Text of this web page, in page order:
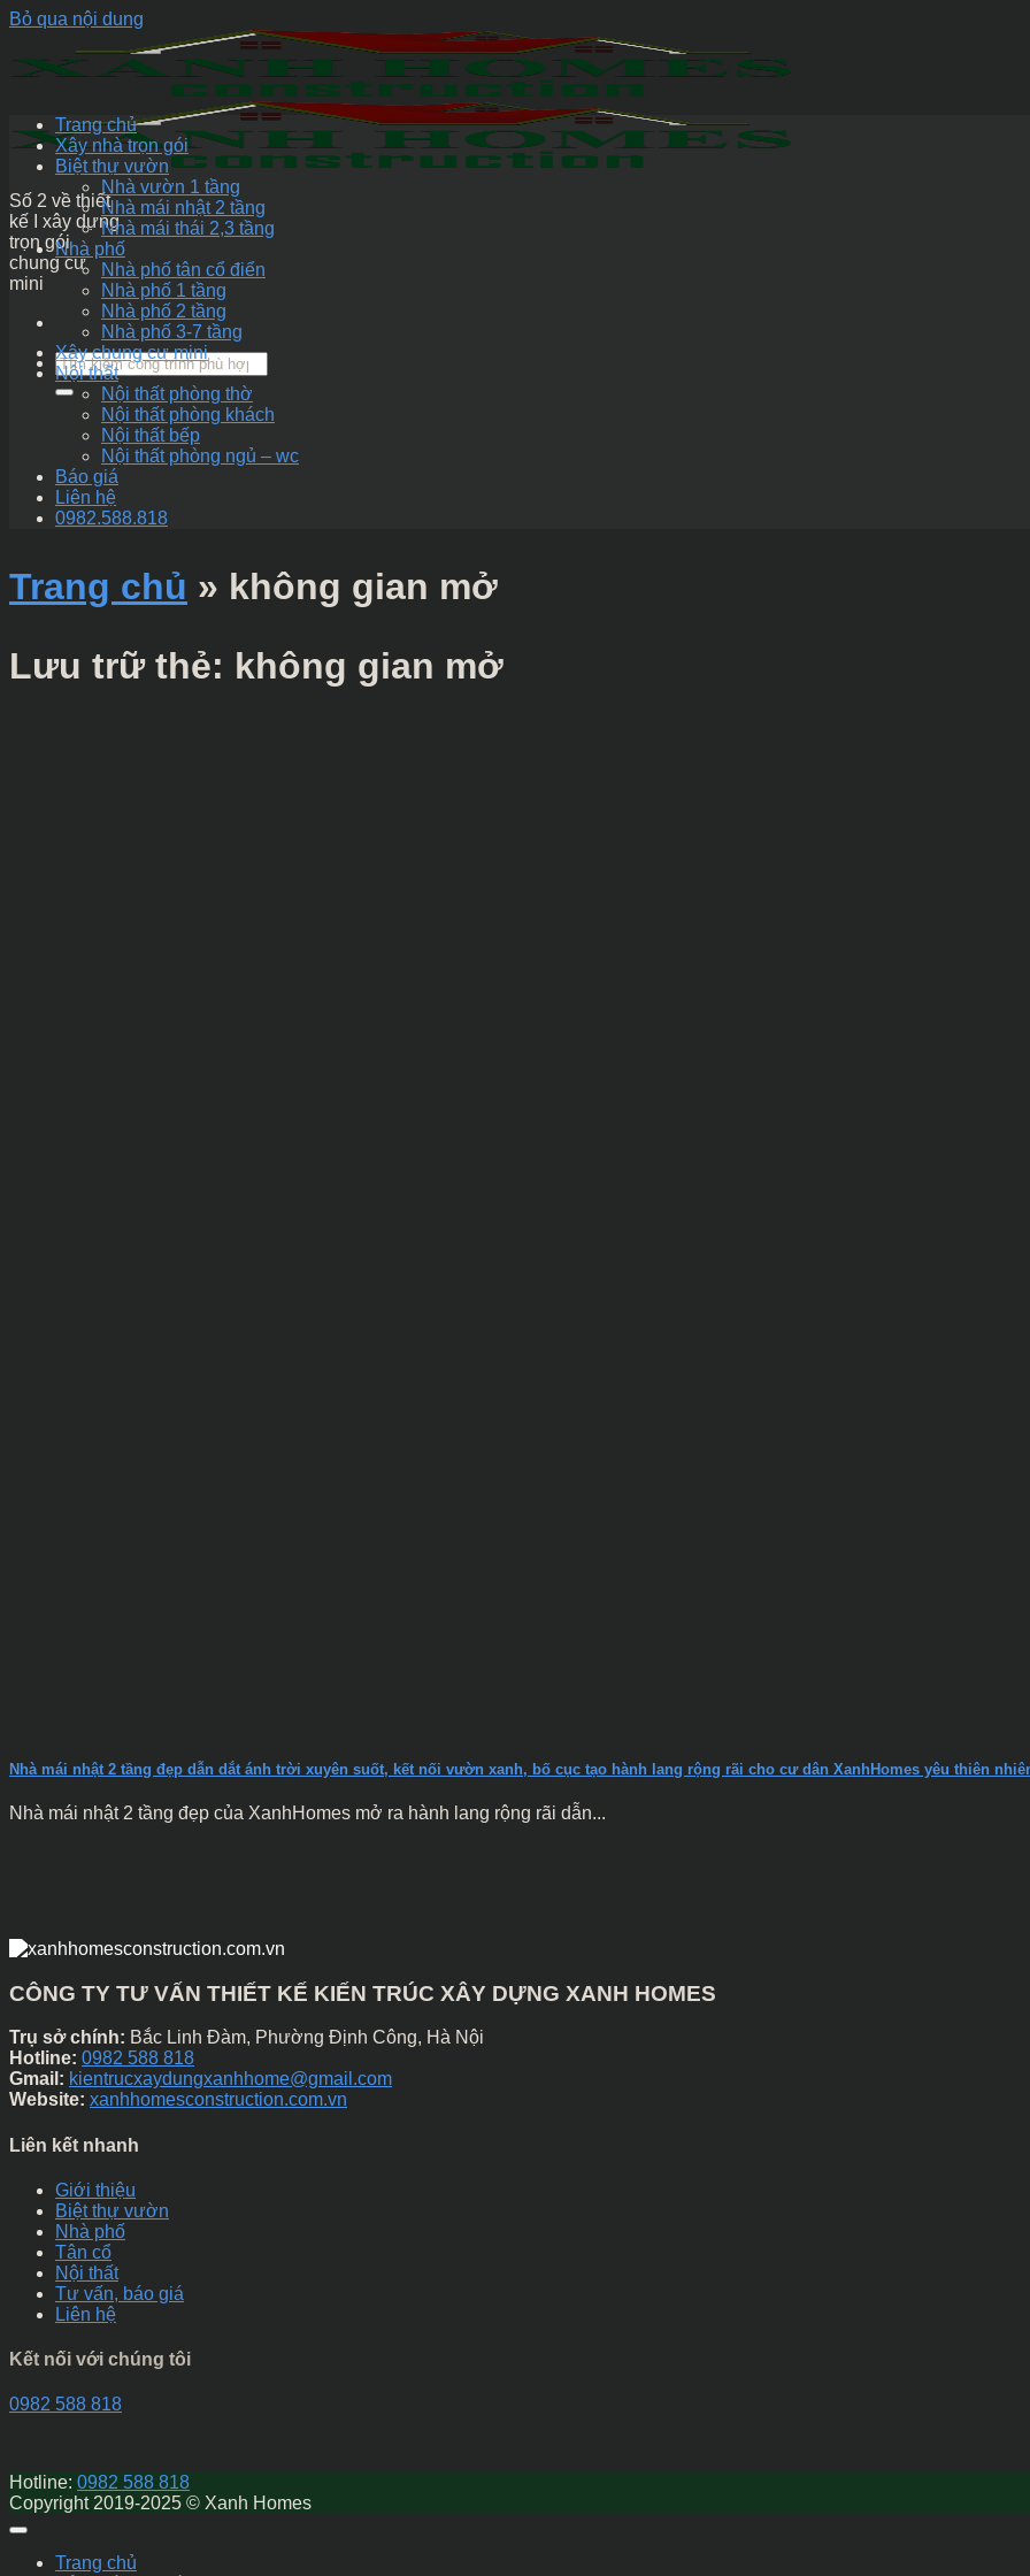
Bỏ qua nội dung
Số 2 về thiết
kế I xây dựng
trọn gói
chung cư
mini
Trang chủ
Xây nhà trọn gói
Biệt thự vườn
Nhà vườn 1 tầng
Nhà mái nhật 2 tầng
Nhà mái thái 2,3 tầng
Nhà phố
Nhà phố tân cổ điển
Nhà phố 1 tầng
Nhà phố 2 tầng
Nhà phố 3-7 tầng
Xây chung cư mini
Nội thất
Nội thất phòng thờ
Nội thất phòng khách
Nội thất bếp
Nội thất phòng ngủ – wc
Báo giá
Liên hệ
0982.588.818
Trang chủ » không gian mở
Lưu trữ thẻ: không gian mở
Nhà mái nhật 2 tầng đẹp dẫn dắt ánh trời xuyên suốt, kết nối vườn xanh, bố cục tạo hành lang rộng rãi cho cư dân XanhHomes yêu thiên
Nhà mái nhật 2 tầng đẹp của XanhHomes mở ra hành lang rộng rãi dẫn...
CÔNG TY TƯ VẤN THIẾT KẾ KIẾN TRÚC XÂY DỰNG XANH HOMES
Trụ sở chính: Bắc Linh Đàm, Phường Định Công, Hà Nội
Hotline: 0982 588 818
Gmail: kientrucxaydungxanhhome@gmail.com
Website: xanhhomesconstruction.com.vn
Liên kết nhanh
Giới thiệu
Biệt thự vườn
Nhà phố
Tân cổ
Nội thất
Tư vấn, báo giá
Liên hệ
Kết nối với chúng tôi
0982 588 818
Hotline: 0982 588 818
Copyright 2019-2025 © Xanh Homes
Trang chủ